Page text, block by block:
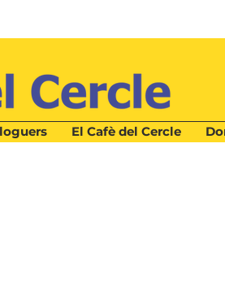
El Cafè del Cercle